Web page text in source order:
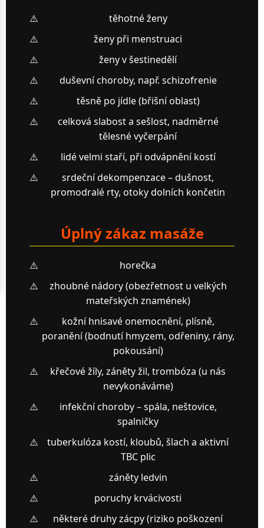
těhotné ženy
ženy při menstruaci
ženy v šestinedělí
duševní choroby, např. schizofrenie
těsně po jídle (břišní oblast)
celková slabost a sešlost, nadměrné
tělesné vyčerpání
lidé velmi staří, při odvápnění kostí
srdeční dekompenzace – dušnost,
promodralé rty, otoky dolních končetin
Úplný zákaz masáže
horečka
zhoubné nádory (obezřetnost u velkých
mateřských znamének)
kožní hnisavé onemocnění, plísně,
poranění (bodnutí hmyzem, odřeniny, rány,
pokousání)
křečové žíly, záněty žil, trombóza (u nás
nevykonáváme)
infekční choroby – spála, neštovice,
spalničky
tuberkulóza kostí, kloubů, šlach a aktivní
TBC plic
záněty ledvin
poruchy krvácivosti
některé druhy zácpy (riziko poškození